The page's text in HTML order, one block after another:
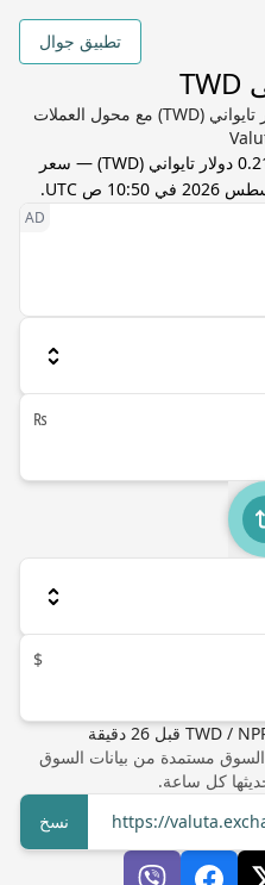
تطبيق جوال
تحويل روبية نيبالي (NPR) إلى دولار تايواني (TWD) مع محول العملات
دولار تايواني (
TWD) — سعر
.
₨
$
TWD / قبل 26 دقيقة
مستمدة من بيانات السوق
كل ساعة.
https://
نسخ